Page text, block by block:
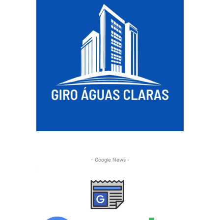
- Google News -